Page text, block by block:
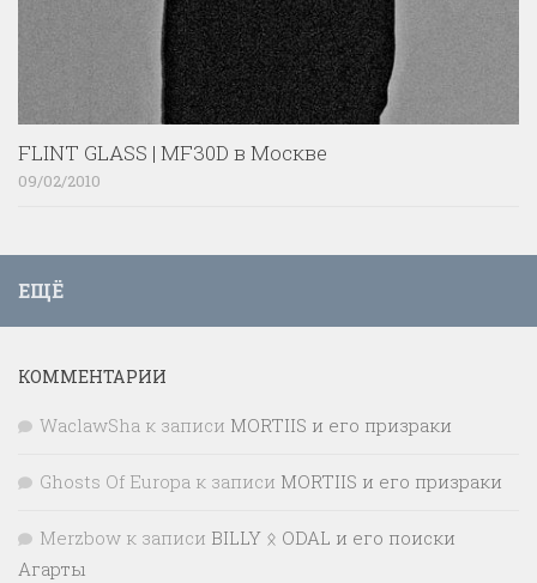
FLINT GLASS | MF30D в Москве
09/02/2010
ЕЩЁ
КОММЕНТАРИИ
WaclawSha к записи MORTIIS и его призраки
Ghosts Of Europa к записи MORTIIS и его призраки
Merzbow к записи BILLY ᛟ ODAL и его поиски
Агарты